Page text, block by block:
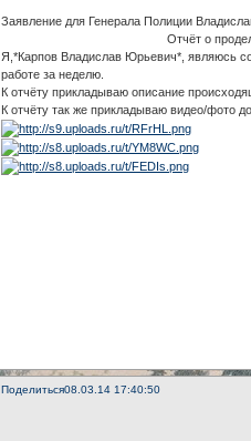
Заявление для Генерала Полиции
Отчёт о проделанной
Я,*Карпов Владислав Юрьевич*, являюсь
работе за неделю.
К отчёту прикладываю описание
К отчёту так же прикладываю видео/фото
Поделиться08.03.14 17:40:50